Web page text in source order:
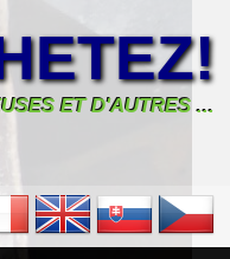
ET D'AUTRES ...